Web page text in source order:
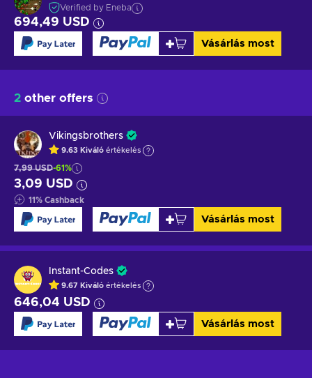
Verified by Eneba
694,49 USD
Vásárlás most
2 other offers
Vikingsbrothers
9.63 Kiváló értékelés
7,99 USD-61%
3,09 USD
11% Cashback
Vásárlás most
Instant-Codes
9.67 Kiváló értékelés
646,04 USD
Vásárlás most